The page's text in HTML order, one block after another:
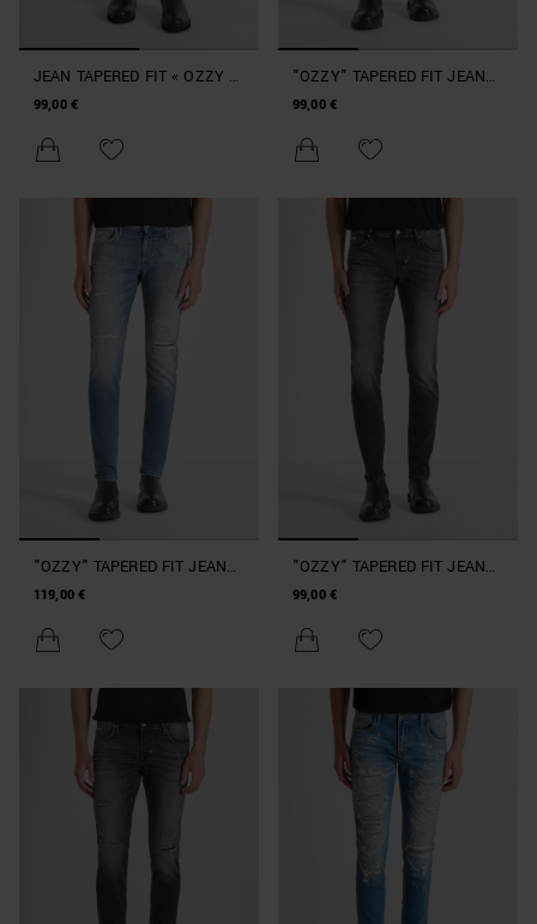
JEAN TAPERED FIT « OZZY »
EN DENIM
99,00 €
"OZZY" TAPERED FIT JEANS
IN AUTHENTIC SPECIAL
99,00 €
"OZZY" TAPERED FIT JEANS
IN AUTHENTIC SPECIAL
119,00 €
"OZZY" TAPERED FIT JEANS
IN AUTHENTIC STRETCH
99,00 €